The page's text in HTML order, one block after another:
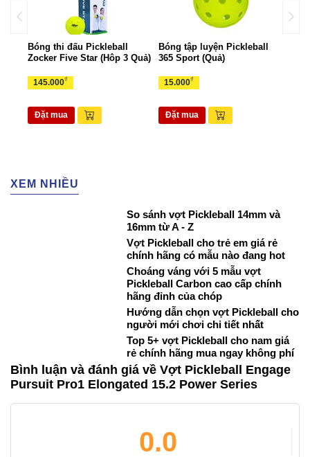
Bóng thi đấu Pickleball
Zocker Five Star (Hôp 3 Quả)
145.000₫
Đặt mua
Bóng tập luyện Pickleball
365 Sport (Quả)
15.000₫
Đặt mua
XEM NHIỀU
So sánh vợt Pickleball 14mm và
16mm từ A - Z
Vợt Pickleball cho trẻ em giá rẻ
chính hãng có mẫu nào đang hot
Choáng váng với 5 mẫu vợt
Pickleball Carbon cao cấp chính
hãng đỉnh của chóp
Hướng dẫn chọn vợt Pickleball cho
người mới chơi chi tiết nhất
Top 5+ vợt Pickleball cho nam giá
rẻ chính hãng mua ngay không phí
Bình luận và đánh giá về Vợt Pickleball Engage
Pursuit Pro1 Elongated 15.2 Power Series
0.0